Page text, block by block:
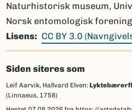
Naturhistorisk museum,
Norsk entomologisk forening
Lisens
CC BY 3.0
Siden siteres som
Leif Aarvik, Hallvard Elven:
(Linnaeus, 1758)